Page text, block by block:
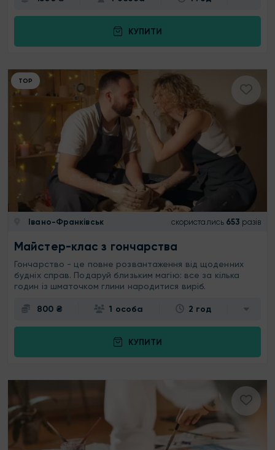
КУПИТИ
ТОР
Івано-Франківськ скористались 653 разів
Майстер-клас з гончарства
Гончарство - це повне розвантаження від щоденних
будніх справ. Подаруй близьким магію: все за кілька
годин із шматочком глини народитися виріб.
800 ₴ 1 особа 2 год
КУПИТИ